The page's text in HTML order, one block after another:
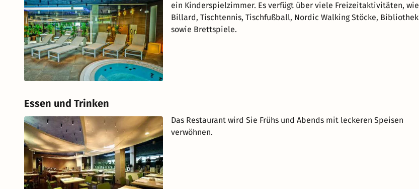
ein Kinderspielzimmer. Es verfügt über viele Freizeitaktivitäten, wie
Billard, Tischtennis, Tischfußball, Nordic Walking Stöcke, Bibliothek
sowie Brettspiele.
Essen und Trinken
Das Restaurant wird Sie Frühs und Abends mit leckeren Speisen
verwöhnen.